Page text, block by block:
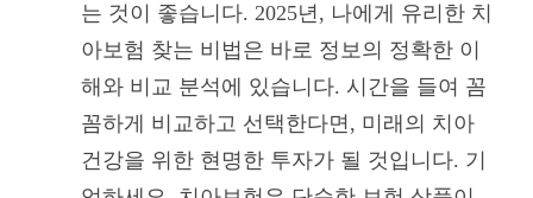
는 것이 좋습니다. 2025년, 나에게 유리한 치
아보험 찾는 비법은 바로 정보의 정확한 이
해와 비교 분석에 있습니다. 시간을 들여 꼼
꼼하게 비교하고 선택한다면, 미래의 치아
건강을 위한 현명한 투자가 될 것입니다. 기